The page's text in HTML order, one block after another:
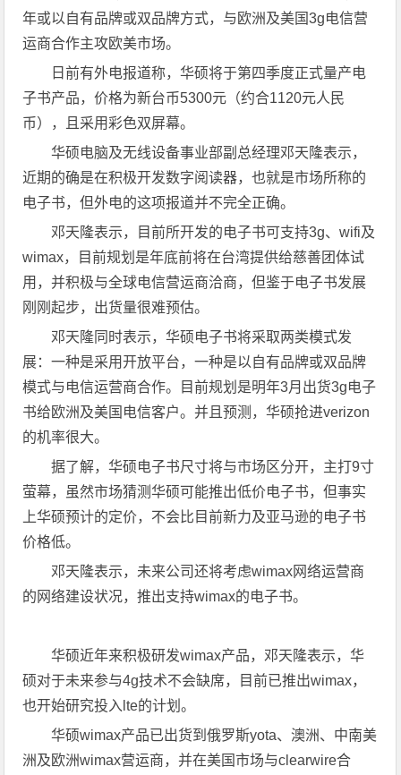
年或以自有品牌或双品牌方式，与欧洲及美国3g电信营
运商合作主攻欧美市场。
日前有外电报道称，华硕将于第四季度正式量产电
子书产品，价格为新台币5300元（约合1120元人民
币），且采用彩色双屏幕。
华硕电脑及无线设备事业部副总经理邓天隆表示，
近期的确是在积极开发数字阅读器，也就是市场所称的
电子书，但外电的这项报道并不完全正确。
邓天隆表示，目前所开发的电子书可支持3g、wifi及
wimax，目前规划是年底前将在台湾提供给慈善团体试
用，并积极与全球电信营运商洽商，但鉴于电子书发展
刚刚起步，出货量很难预估。
邓天隆同时表示，华硕电子书将采取两类模式发
展：一种是采用开放平台，一种是以自有品牌或双品牌
模式与电信运营商合作。目前规划是明年3月出货3g电子
书给欧洲及美国电信客户。并且预测，华硕抢进verizon
的机率很大。
据了解，华硕电子书尺寸将与市场区分开，主打9寸
萤幕，虽然市场猜测华硕可能推出低价电子书，但事实
上华硕预计的定价，不会比目前新力及亚马逊的电子书
价格低。
邓天隆表示，未来公司还将考虑wimax网络运营商
的网络建设状况，推出支持wimax的电子书。
华硕近年来积极研发wimax产品，邓天隆表示，华
硕对于未来参与4g技术不会缺席，目前已推出wimax，
也开始研究投入lte的计划。
华硕wimax产品已出货到俄罗斯yota、澳洲、中南美
洲及欧洲wimax营运商，并在美国市场与clearwire合